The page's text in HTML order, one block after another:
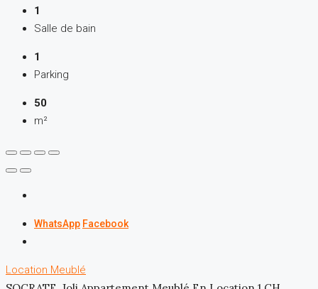
1
Salle de bain
1
Parking
50
m²
WhatsApp Facebook
Location Meublé